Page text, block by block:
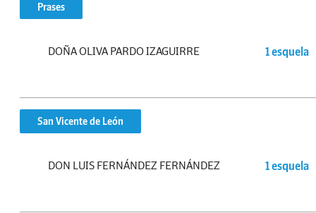
Prases
DOÑA OLIVA PARDO IZAGUIRRE 1 esquela
San Vicente de León
DON LUIS FERNÁNDEZ FERNÁNDEZ 1 esquela